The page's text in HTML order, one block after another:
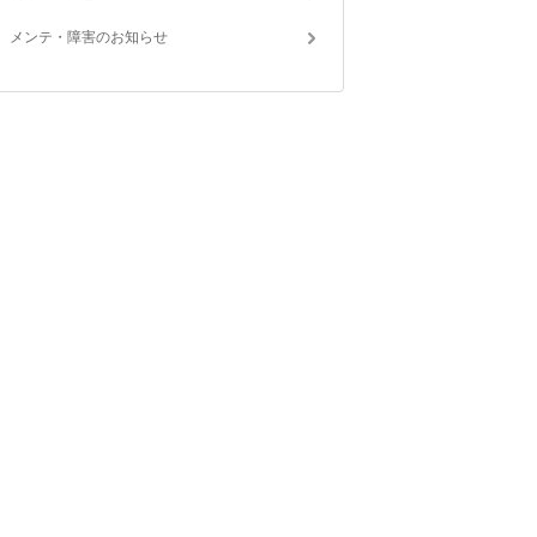
メンテ・障害のお知らせ